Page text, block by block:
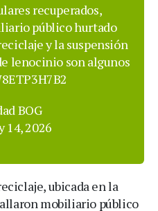
recuperados,
público hurtado
y la suspensión
lenocinio son algunos
BOG
14, 2026
ubicada en la
mobiliario público